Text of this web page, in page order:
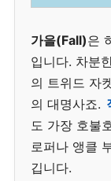
가을(Fall)은
입니다. 차분
의 트위드 자
의 대명사죠.
도 가장 호불
로퍼나 앵클
깁니다.